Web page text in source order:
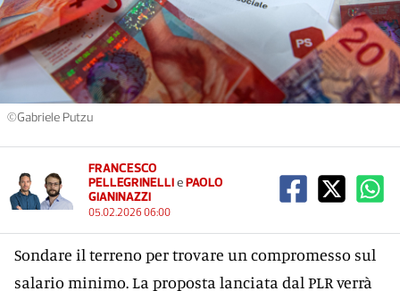
©Gabriele Putzu
FRANCESCO
PELLEGRINELLIePAOLO
GIANINAZZI
05.02.2026 06:00
Sondare il terreno per trovare un compromesso sul
salario minimo. La proposta lanciata dal PLR verrà